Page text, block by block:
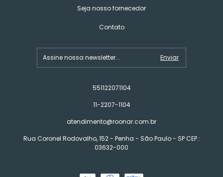
Seja nosso fornecedor
Contato
551122071104
11-2207-1104
atendimento@roonar.com.br
Rua Coronel Rodovalho, 152 - Penha - São Paulo - SP CEP.:
03632-000